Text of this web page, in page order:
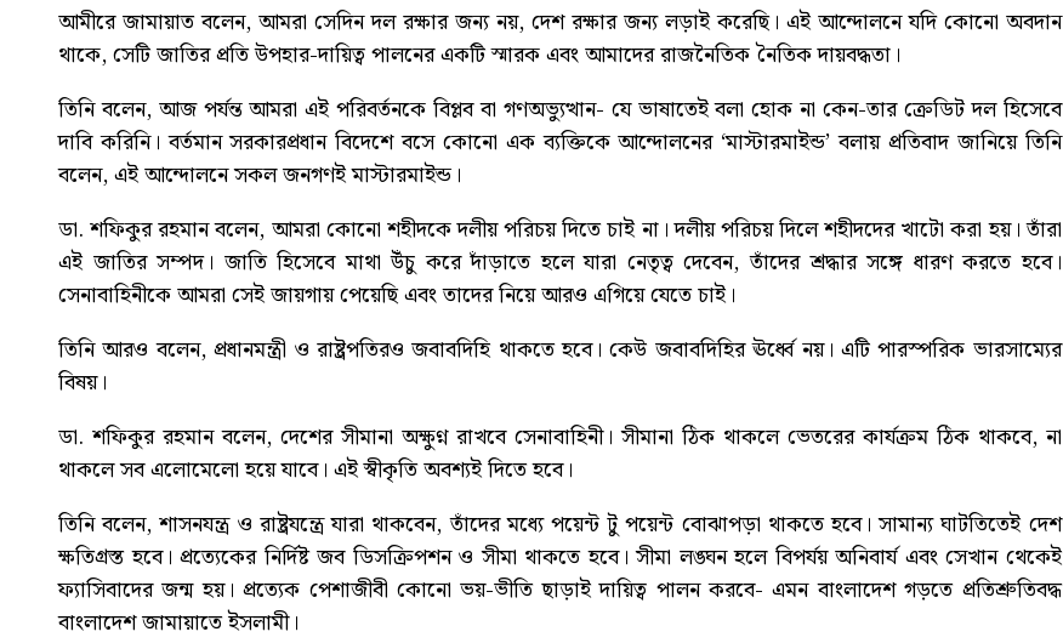
আমীরে জামায়াত বলেন, আমরা সেদিন দল রক্ষার জন্য নয়, দেশ রক্ষার জন্য লড়াই করেছি। এই আন্দোলনে যদি কোনো অবদান
থাকে, সেটি জাতির প্রতি উপহার-দায়িত্ব পালনের একটি স্মারক এবং আমাদের রাজনৈতিক নৈতিক দায়বদ্ধতা।
তিনি বলেন, আজ পর্যন্ত আমরা এই পরিবর্তনকে বিপ্লব বা গণঅভ্যুত্থান- যে ভাষাতেই বলা হোক না কেন-তার ক্রেডিট দল হিসেবে
দাবি করিনি। বর্তমান সরকারপ্রধান বিদেশে বসে কোনো এক ব্যক্তিকে আন্দোলনের ‘মাস্টারমাইন্ড’ বলায় প্রতিবাদ জানিয়ে তিনি
বলেন, এই আন্দোলনে সকল জনগণই মাস্টারমাইন্ড।
ডা. শফিকুর রহমান বলেন, আমরা কোনো শহীদকে দলীয় পরিচয় দিতে চাই না। দলীয় পরিচয় দিলে শহীদদের খাটো করা হয়। তাঁরা
এই জাতির সম্পদ। জাতি হিসেবে মাথা উঁচু করে দাঁড়াতে হলে যারা নেতৃত্ব দেবেন, তাঁদের শ্রদ্ধার সঙ্গে ধারণ করতে হবে।
সেনাবাহিনীকে আমরা সেই জায়গায় পেয়েছি এবং তাদের নিয়ে আরও এগিয়ে যেতে চাই।
তিনি আরও বলেন, প্রধানমন্ত্রী ও রাষ্ট্রপতিরও জবাবদিহি থাকতে হবে। কেউ জবাবদিহির ঊর্ধ্বে নয়। এটি পারস্পরিক ভারসাম্যের
বিষয়।
ডা. শফিকুর রহমান বলেন, দেশের সীমানা অক্ষুণ্ন রাখবে সেনাবাহিনী। সীমানা ঠিক থাকলে ভেতরের কার্যক্রম ঠিক থাকবে, না
থাকলে সব এলোমেলো হয়ে যাবে। এই স্বীকৃতি অবশ্যই দিতে হবে।
তিনি বলেন, শাসনযন্ত্র ও রাষ্ট্রযন্ত্রে যারা থাকবেন, তাঁদের মধ্যে পয়েন্ট টু পয়েন্ট বোঝাপড়া থাকতে হবে। সামান্য ঘাটতিতেই দেশ
ক্ষতিগ্রস্ত হবে। প্রত্যেকের নির্দিষ্ট জব ডিসক্রিপশন ও সীমা থাকতে হবে। সীমা লঙ্ঘন হলে বিপর্যয় অনিবার্য এবং সেখান থেকেই
ফ্যাসিবাদের জন্ম হয়। প্রত্যেক পেশাজীবী কোনো ভয়-ভীতি ছাড়াই দায়িত্ব পালন করবে- এমন বাংলাদেশ গড়তে প্রতিশ্রুতিবদ্ধ
বাংলাদেশ জামায়াতে ইসলামী।